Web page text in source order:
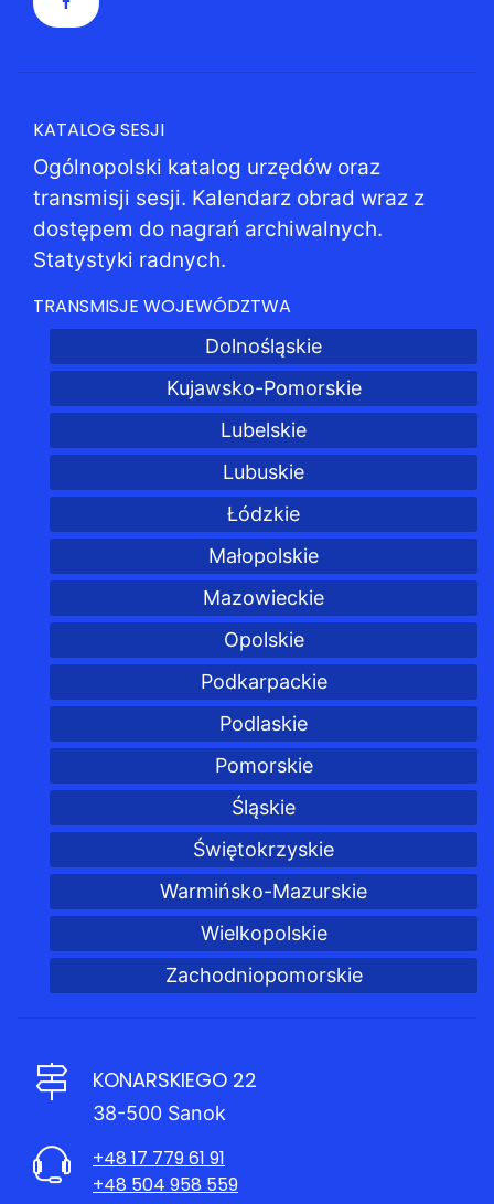
KATALOG SESJI
Ogólnopolski katalog urzędów oraz
transmisji sesji. Kalendarz obrad wraz z
dostępem do nagrań archiwalnych.
Statystyki radnych.
TRANSMISJE WOJEWÓDZTWA
Dolnośląskie
Kujawsko-Pomorskie
Lubelskie
Lubuskie
Łódzkie
Małopolskie
Mazowieckie
Opolskie
Podkarpackie
Podlaskie
Pomorskie
Śląskie
Świętokrzyskie
Warmińsko-Mazurskie
Wielkopolskie
Zachodniopomorskie
KONARSKIEGO 22
38-500 Sanok
+48 17 779 61 91
+48 504 958 559